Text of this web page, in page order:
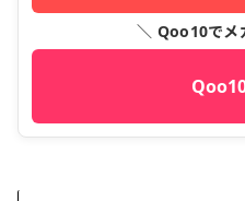
＼ Qoo10でメ